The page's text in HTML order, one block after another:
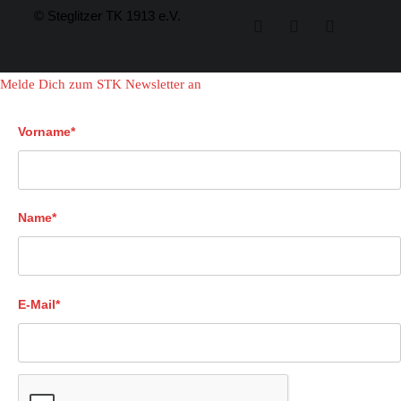
© Steglitzer TK 1913 e.V.
Melde Dich zum STK Newsletter an
Vorname*
Name*
E-Mail*